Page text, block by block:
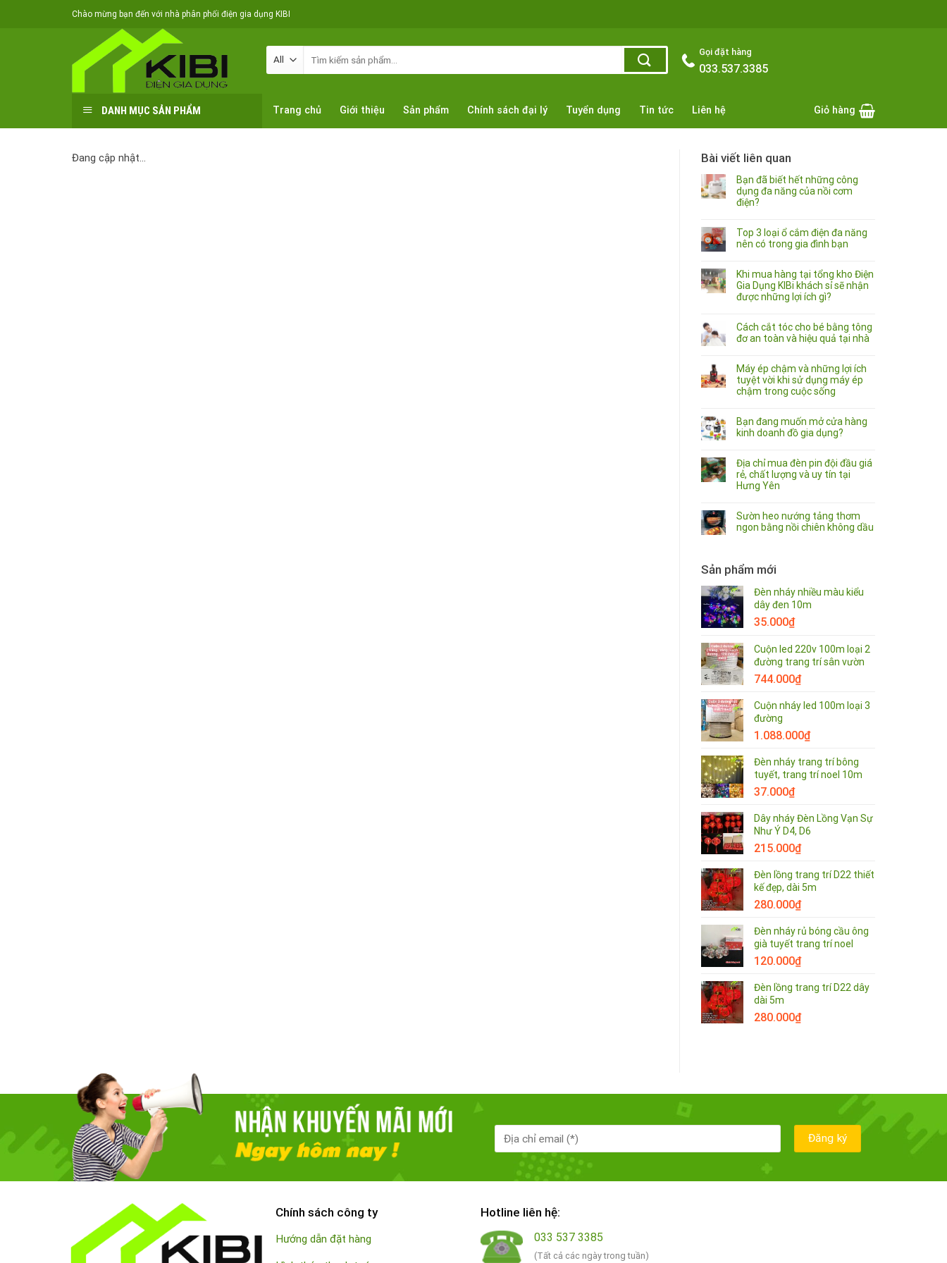
Chào mừng bạn đến với nhà phân phối điện gia dụng KIBI
Gọi đặt hàng
033.537.3385
DANH MỤC SẢN PHẨM Trang chủ Giới thiệu Sản phẩm Chính sách đại lý Tuyển dụng Tin tức Liên hệ Giỏ hàng
Đang cập nhật… Bài viết liên quan
Bạn đã biết hết những công
dụng đa năng của nồi cơm
điện?
Top 3 loại ổ cắm điện đa năng
nên có trong gia đình bạn
Khi mua hàng tại tổng kho Điện
Gia Dụng KIBi khách sỉ sẽ nhận
được những lợi ích gì?
Cách cắt tóc cho bé bằng tông
đơ an toàn và hiệu quả tại nhà
Máy ép chậm và những lợi ích
tuyệt vời khi sử dụng máy ép
chậm trong cuộc sống
Bạn đang muốn mở cửa hàng
kinh doanh đồ gia dụng?
Địa chỉ mua đèn pin đội đầu giá
rẻ, chất lượng và uy tín tại
Hưng Yên
Sườn heo nướng tảng thơm
ngon bằng nồi chiên không dầu
Sản phẩm mới
Đèn nháy nhiều màu kiểu
dây đen 10m
35.000₫
Cuộn led 220v 100m loại 2
đường trang trí sân vườn
744.000₫
Cuộn nháy led 100m loại 3
đường
1.088.000₫
Đèn nháy trang trí bông
tuyết, trang trí noel 10m
37.000₫
Dây nháy Đèn Lồng Vạn Sự
Như Ý D4, D6
215.000₫
Đèn lồng trang trí D22 thiết
kế đẹp, dài 5m
280.000₫
Đèn nháy rủ bóng cầu ông
già tuyết trang trí noel
120.000₫
Đèn lồng trang trí D22 dây
dài 5m
280.000₫
Chính sách công ty
Hướng dẫn đặt hàng
Hotline liên hệ:
033 537 3385
(Tất cả các ngày trong tuần)